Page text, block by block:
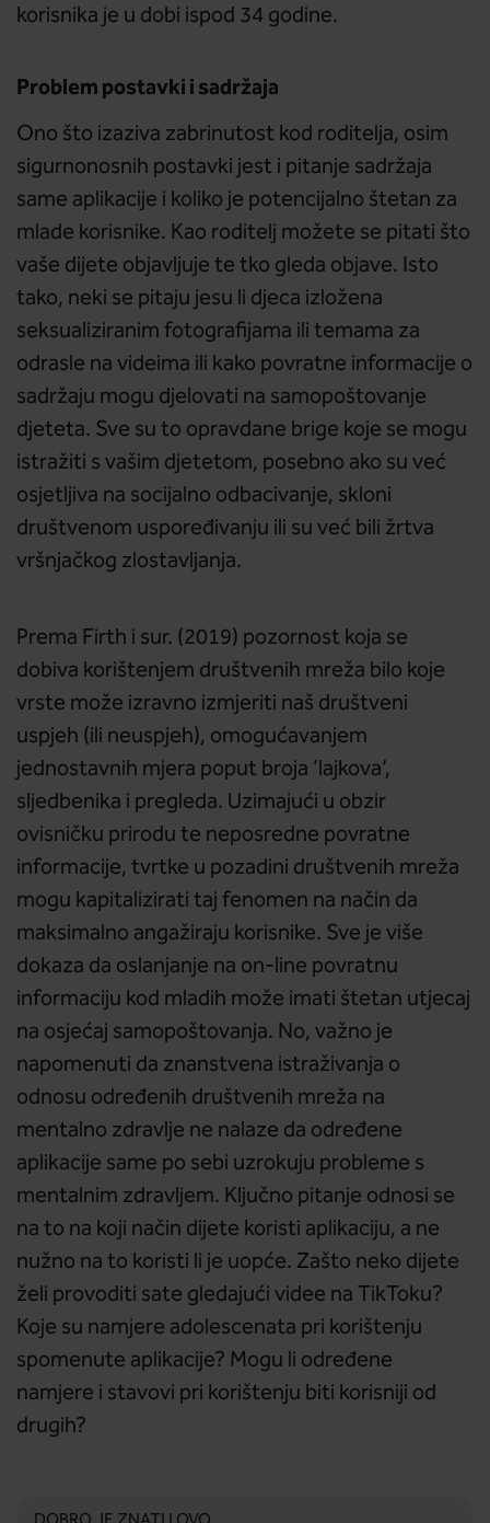
korisnika je u dobi ispod 34 godine.
Problem postavki i sadržaja
Ono što izaziva zabrinutost kod roditelja, osim
sigurnonosnih postavki jest i pitanje sadržaja
same aplikacije i koliko je potencijalno štetan za
mlade korisnike. Kao roditelj možete se pitati što
vaše dijete objavljuje te tko gleda objave. Isto
tako, neki se pitaju jesu li djeca izložena
seksualiziranim fotografijama ili temama za
odrasle na videima ili kako povratne informacije o
sadržaju mogu djelovati na samopoštovanje
djeteta. Sve su to opravdane brige koje se mogu
istražiti s vašim djetetom, posebno ako su već
osjetljiva na socijalno odbacivanje, skloni
društvenom uspoređivanju ili su već bili žrtva
vršnjačkog zlostavljanja.
Prema Firth i sur. (2019) pozornost koja se
dobiva korištenjem društvenih mreža bilo koje
vrste može izravno izmjeriti naš društveni
uspjeh (ili neuspjeh), omogućavanjem
jednostavnih mjera poput broja ‘lajkova’,
sljedbenika i pregleda. Uzimajući u obzir
ovisničku prirodu te neposredne povratne
informacije, tvrtke u pozadini društvenih mreža
mogu kapitalizirati taj fenomen na način da
maksimalno angažiraju korisnike. Sve je više
dokaza da oslanjanje na on-line povratnu
informaciju kod mladih može imati štetan utjecaj
na osjećaj samopoštovanja. No, važno je
napomenuti da znanstvena istraživanja o
odnosu određenih društvenih mreža na
mentalno zdravlje ne nalaze da određene
aplikacije same po sebi uzrokuju probleme s
mentalnim zdravljem. Ključno pitanje odnosi se
na to na koji način dijete koristi aplikaciju, a ne
nužno na to koristi li je uopće. Zašto neko dijete
želi provoditi sate gledajući videe na TikToku?
Koje su namjere adolescenata pri korištenju
spomenute aplikacije? Mogu li određene
namjere i stavovi pri korištenju biti korisniji od
drugih?